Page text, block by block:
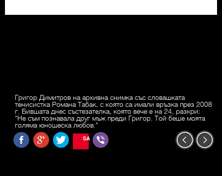
Григор Димитров на архивна снимка със словашката
тенисистка Романа Табак, с която са имали връзка през 2008
г. Бившата днес състезателка, която вече е на 24, разкри:
"Не съм познавала друг мъж преди Григор. Той беше моята
голяма юношеска любов."
SAVE